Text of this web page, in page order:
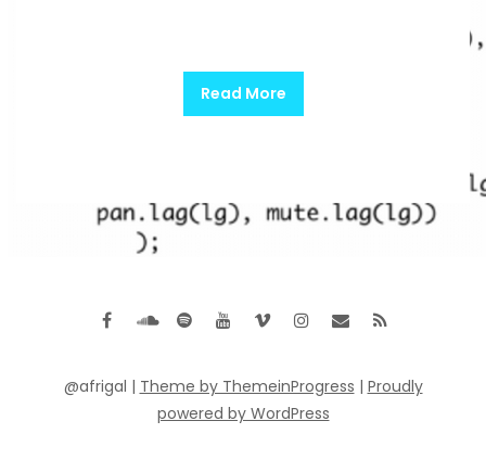
Read More
@afrigal | Theme by ThemeinProgress | Proudly
powered by WordPress